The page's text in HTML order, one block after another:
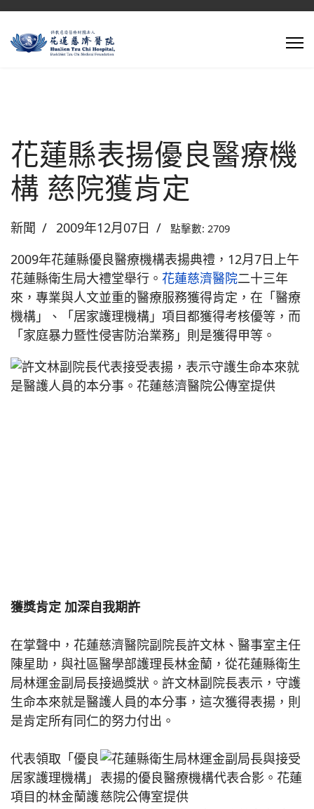
花蓮縣表揚優良醫療機
構 慈院獲肯定
新聞 2009年12月07日 點擊數: 2709
2009年花蓮縣優良醫療機構表揚典禮，12月7日上午
花蓮縣衛生局大禮堂舉行。 花蓮慈濟醫院二十三年
來，專業與人文並重的醫療服務獲得肯定，在「醫療
機構」、「居家護理機構」項目都獲得考核優等，而
「家庭暴力暨性侵害防治業務」則是獲得甲等。
獲獎肯定 加深自我期許
在掌聲中，花蓮慈濟醫院副院長許文林、醫事室主任
陳星助，與社區醫學部護理長林金蘭，從花蓮縣衛生
局林運金副局長接過獎狀。許文林副院長表示，守護
生命本來就是醫護人員的本分事，這次獲得表揚，則
是肯定所有同仁的努力付出。
代表領取「優良
居家護理機構」
項目的林金蘭護